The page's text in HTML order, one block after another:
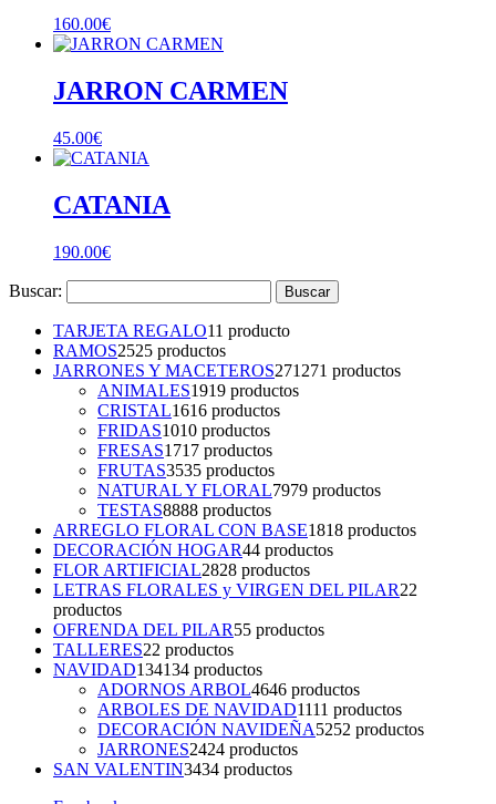
160.00€
JARRON CARMEN
45.00€
CATANIA
190.00€
Buscar:
TARJETA REGALO11 producto
RAMOS2525 productos
JARRONES Y MACETEROS271 271 productos
ANIMALES1919 productos
CRISTAL1616 productos
FRIDAS1010 productos
FRESAS1717 productos
FRUTAS3535 productos
NATURAL Y FLORAL7979 productos
TESTAS8888 productos
ARREGLO FLORAL CON BASE1818 productos
DECORACIÓN HOGAR44 productos
FLOR ARTIFICIAL2828 productos
LETRAS FLORALES y VIRGEN DEL PILAR22
productos
OFRENDA DEL PILAR55 productos
TALLERES22 productos
NAVIDAD134134 productos
ADORNOS ARBOL4646 productos
ARBOLES DE NAVIDAD1111 productos
DECORACIÓN NAVIDEÑA5252 productos
JARRONES2424 productos
SAN VALENTIN3434 productos